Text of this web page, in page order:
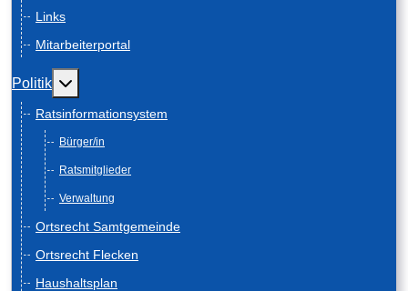
Links
Mitarbeiterportal
Politik Weitere Informationen: Politik
Ratsinformationsystem
Bürger/in
Ratsmitglieder
Verwaltung
Ortsrecht Samtgemeinde
Ortsrecht Flecken
Haushaltsplan